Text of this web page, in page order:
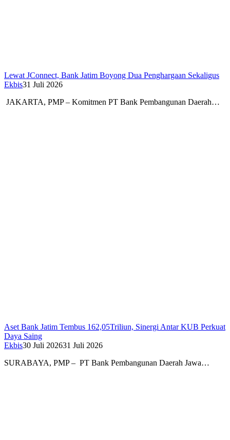
Lewat JConnect, Bank Jatim Boyong Dua Penghargaan Sekaligus
Ekbis31 Juli 2026
JAKARTA, PMP – Komitmen PT Bank Pembangunan Daerah…
Aset Bank Jatim Tembus 162,05Triliun, Sinergi Antar KUB Perkuat
Daya Saing
Ekbis30 Juli 202631 Juli 2026
SURABAYA, PMP – PT Bank Pembangunan Daerah Jawa…